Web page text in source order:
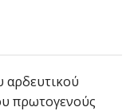
αρδευτικού
πρωτογενούς